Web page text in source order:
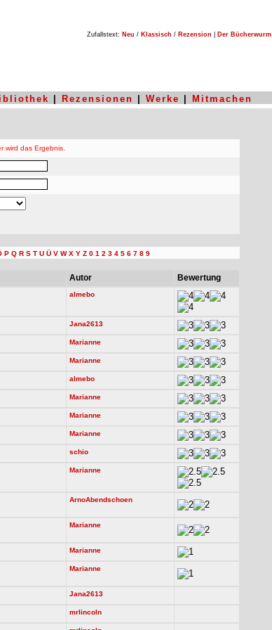
Zufallstext: Neu / Klassisch / Rezension Der Bücherwurm
Rezensionen Werke Mitmachen
wird das Ergebnis.
P Q R S T U Ü V W X Y Z 0 1 2 3 4 5 6 7 8 9
Autor Bewertung
almebo
Jana2613
Marianne
Marianne
almebo
Marianne
Marianne
Marianne
schio
Marianne
ArnoAbendschoen
Marianne
Marianne
Marianne
Jana2613
mrlincoln